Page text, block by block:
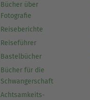
Bücher über
Fotografie
Reiseberichte
Reiseführer
Bastelbücher
Bücher für die
Schwangerschaft
Achtsamkeits-